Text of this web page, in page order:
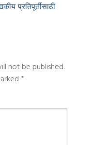
प्रतिपूर्तीसाठी
not be published.
*